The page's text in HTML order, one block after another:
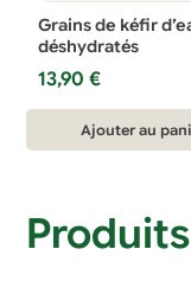
Grains de kéfir
déshydratés
13,90€
Ajouter au